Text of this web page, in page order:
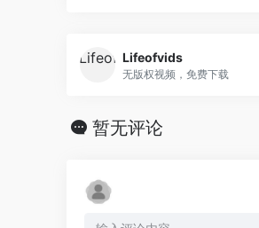
Lifeofvids
无版权视频，免费下载
暂无评论